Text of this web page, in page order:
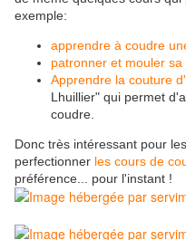
exemple:
apprendre à coudre
patronner et mouler
Apprendre la couture
Lhuillier" qui permet
coudre.
Donc très intéressant pour
perfectionner les cours de
préférence... pour l'instant !